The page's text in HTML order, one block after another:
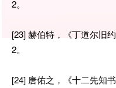
2。
[23] 赫伯特，《丁道尔旧
2。
[24] 唐佑之，《十二先知